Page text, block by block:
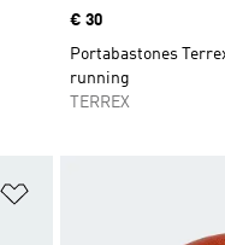
Precio
€ 30
Portabastones
running
TERREX